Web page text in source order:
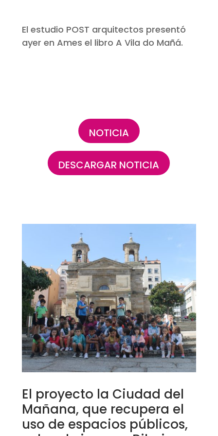
El estudio POST arquitectos presentó
ayer en Ames el libro A Vila do Mañá.
NOTICIA
DESCARGAR NOTICIA
El proyecto la Ciudad del
Mañana, que recupera el
uso de espacios públicos,